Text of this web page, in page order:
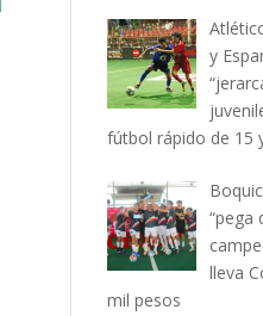
y
fútbol rápido de 15
“pega
lleva
mil pesos